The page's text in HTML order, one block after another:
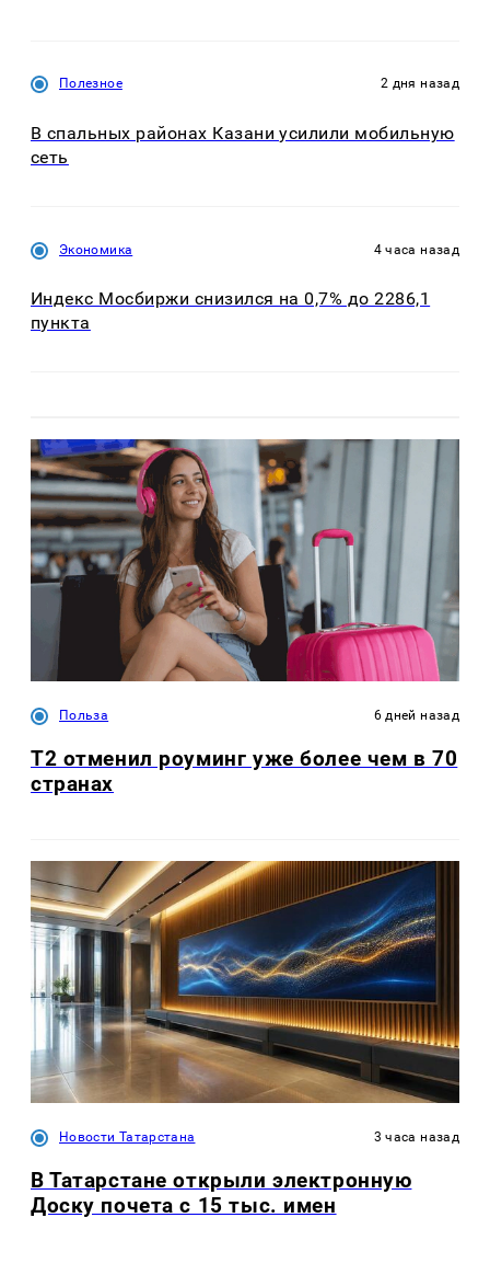
Полезное 2 дня назад
В спальных районах Казани усилили мобильную
сеть
Экономика 4 часа назад
Индекс Мосбиржи снизился на 0,7% до 2286,1
пункта
Польза 6 дней назад
Т2 отменил роуминг уже более чем в 70
странах
Новости Татарстана 3 часа назад
В Татарстане открыли электронную
Доску почета с 15 тыс. имен